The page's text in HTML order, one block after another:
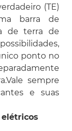
(TE)
barra de
deterra de
ponto no
sempre
e suas